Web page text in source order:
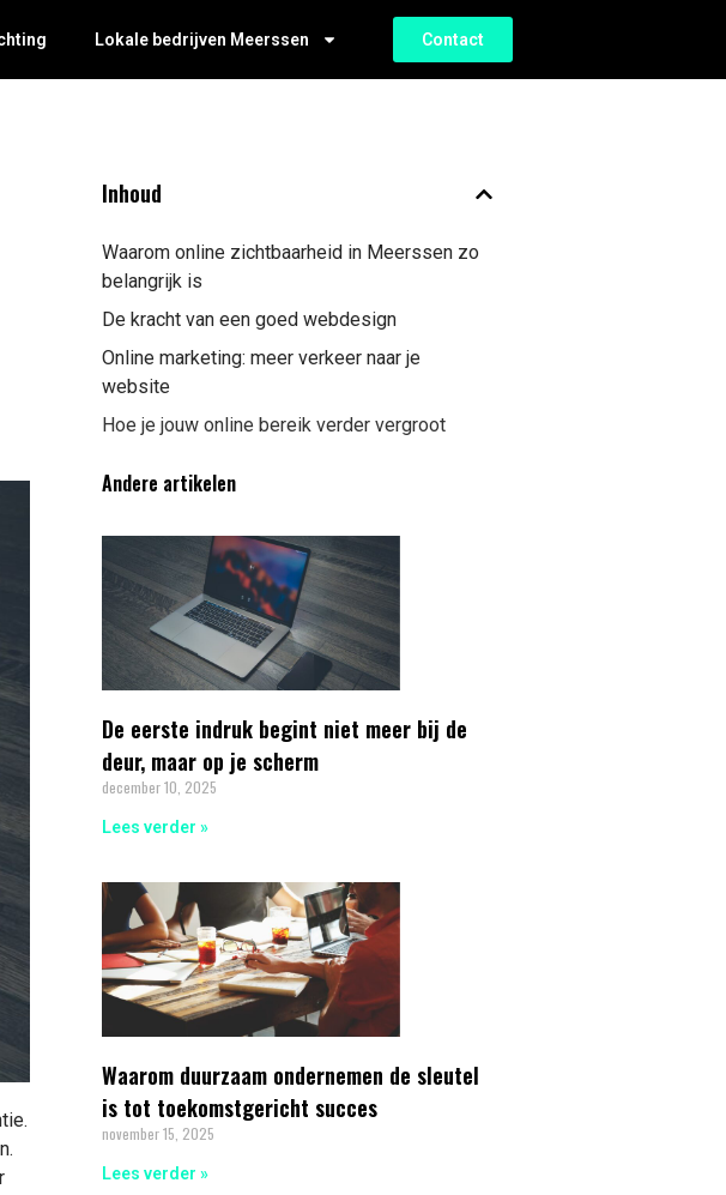
Lokale bedrijven Meerssen Contact
Inhoud
Waarom online zichtbaarheid in Meerssen zo
belangrijk is
De kracht van een goed webdesign
Online marketing: meer verkeer naar je
website
Hoe je jouw online bereik verder vergroot
Andere artikelen
De eerste indruk begint niet meer bij de
deur, maar op je scherm
december 10, 2025
Lees verder »
Waarom duurzaam ondernemen de sleutel
is tot toekomstgericht succes
november 15, 2025
Lees verder »